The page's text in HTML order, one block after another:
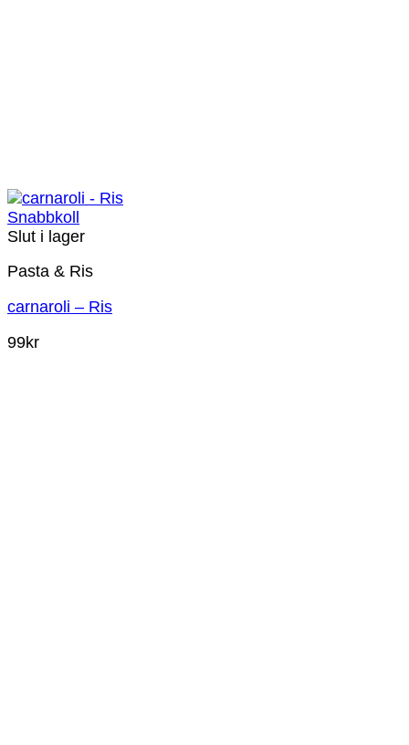
Snabbkoll
Slut i lager
Pasta & Ris
carnaroli – Ris
99kr